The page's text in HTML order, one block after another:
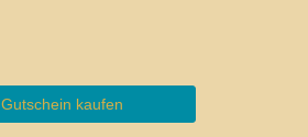
Gutschein kaufen